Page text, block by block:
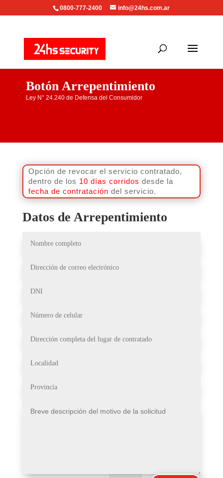
0800-777-2400 info@24hs.com.ar
Botón Arrepentimiento
Ley N° 24.240 de Defensa del Consumidor
Opción de revocar el servicio contratado,
dentro de los 10 días corridos desde la
fecha de contratación del servicio.
Datos de Arrepentimiento